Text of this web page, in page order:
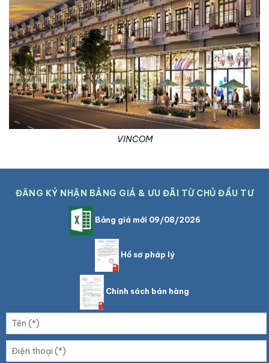
VINCOM
ĐĂNG KÝ NHẬN BẢNG GIÁ & ƯU ĐÃI TỪ CHỦ ĐẦU TƯ
Bảng giá mới 09/08/2026
Hồ sơ pháp lý
Chính sách bán hàng